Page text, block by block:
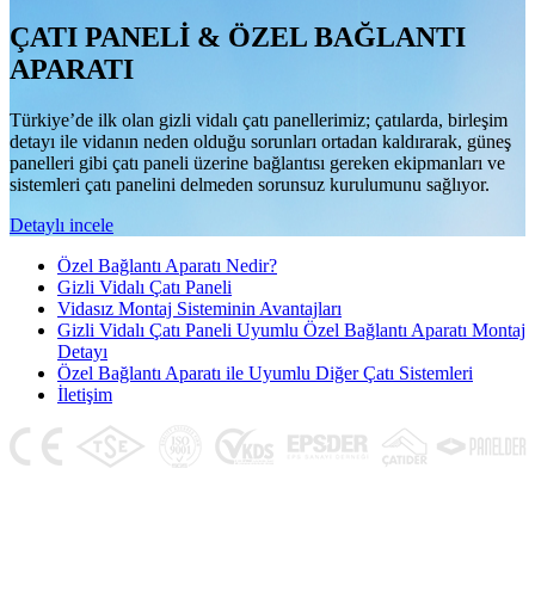
ÇATI PANELİ & ÖZEL BAĞLANTI
APARATI
Türkiye’de ilk olan gizli vidalı çatı panellerimiz; çatılarda, birleşim
detayı ile vidanın neden olduğu sorunları ortadan kaldırarak, güneş
panelleri gibi çatı paneli üzerine bağlantısı gereken ekipmanları ve
sistemleri çatı panelini delmeden sorunsuz kurulumunu sağlıyor.
Detaylı incele
Özel Bağlantı Aparatı Nedir?
Gizli Vidalı Çatı Paneli
Vidasız Montaj Sisteminin Avantajları
Gizli Vidalı Çatı Paneli Uyumlu Özel Bağlantı Aparatı Montaj
Detayı
Özel Bağlantı Aparatı ile Uyumlu Diğer Çatı Sistemleri
İletişim